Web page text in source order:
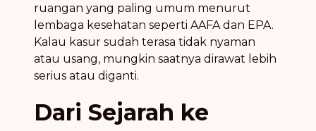
ruangan yang paling umum menurut
lembaga kesehatan seperti AAFA dan EPA.
Kalau kasur sudah terasa tidak nyaman
atau usang, mungkin saatnya dirawat lebih
serius atau diganti.
Dari Sejarah ke